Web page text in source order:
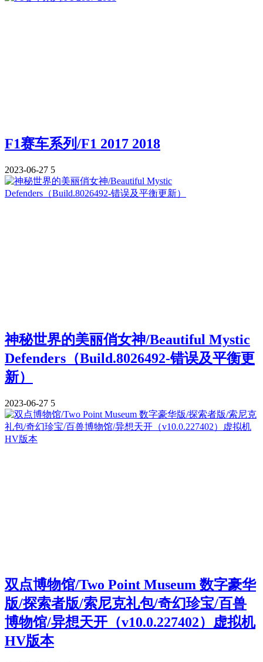
F1赛车系列/F1 2017 2018
2023-06-27 5
神秘世界的美丽俏女神/Beautiful Mystic
Defenders（Build.8026492-错误及平衡更
新）
2023-06-27 5
双点博物馆/Two Point Museum 数字豪华
版/探索者版/索尼克礼包/奇幻珍宝/百兽
博物馆/异想天开（v10.0.227402）虚拟机
HV版本